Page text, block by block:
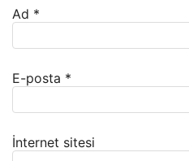
Ad *
E-posta *
İnternet sitesi